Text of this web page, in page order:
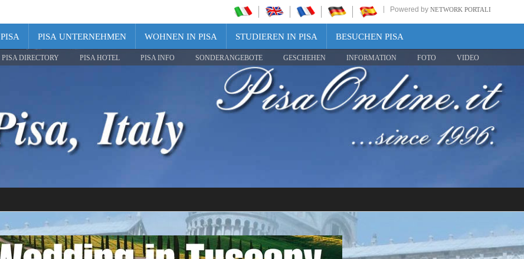
Powered by NETWORK PORTALI
PISA PISA UNTERNEHMEN WOHNEN IN PISA STUDIEREN IN PISA BESUCHEN PISA
PISA DIRECTORY PISA HOTEL PISA INFO SONDERANGEBOTE GESCHEHEN INFORMATION FOTO VIDEO
Share